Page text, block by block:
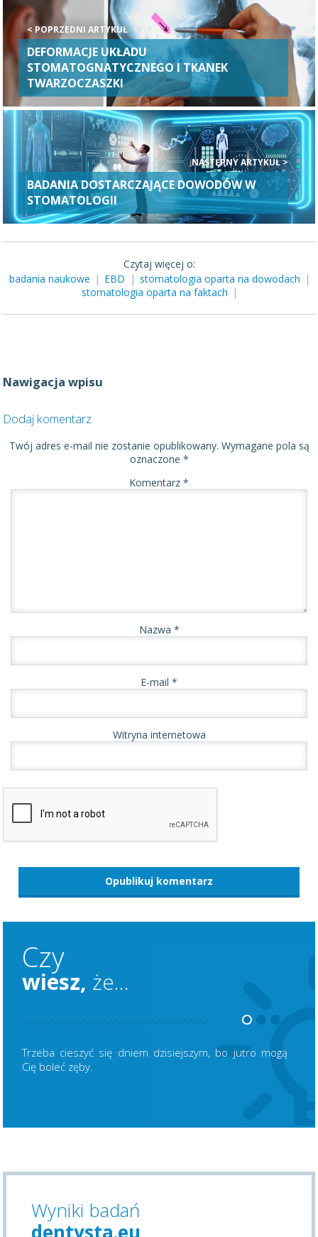
< POPRZEDNI ARTYKUŁ
DEFORMACJE UKŁADU
STOMATOGNATYCZNEGO I TKANEK
TWARZOCZASZKI
NASTĘPNY ARTYKUŁ >
BADANIA DOSTARCZAJĄCE DOWODÓW W
STOMATOLOGII
Czytaj więcej o:
badania naukowe | EBD | stomatologia oparta na dowodach |
stomatologia oparta na faktach |
Nawigacja wpisu
Dodaj komentarz
Twój adres e-mail nie zostanie opublikowany. Wymagane pola są
oznaczone *
Komentarz *
Nazwa *
E-mail *
Witryna internetowa
Czy
wiesz, że...
Trzeba cieszyć się dniem dzisiejszym, bo jutro mogą
Cię boleć zęby.
Wyniki badań